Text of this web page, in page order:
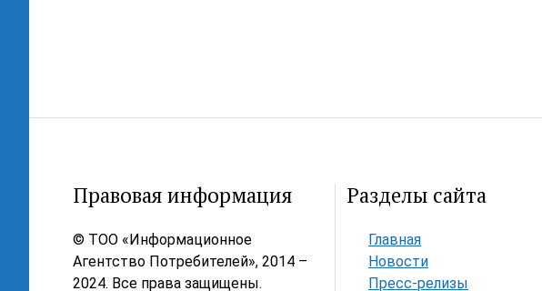
Правовая информация
© ТОО «Информационное
Агентство Потребителей», 2014 –
2024. Все права защищены.
Разделы сайта
Главная
Новости
Пресс-релизы